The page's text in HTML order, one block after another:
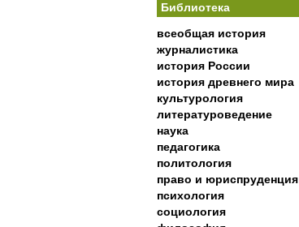
Библиотека
всеобщая история
журналистика
история России
история древнего мира
культурология
литературоведение
наука
педагогика
политология
право и юриспруденция
психология
социология